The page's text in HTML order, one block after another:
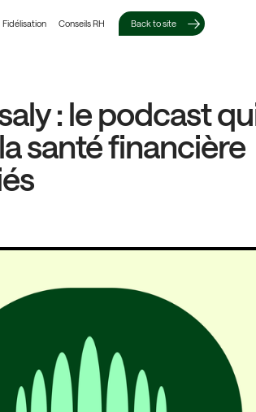
Fidélisation Conseils RH Back to site
: le podcast
santé financière